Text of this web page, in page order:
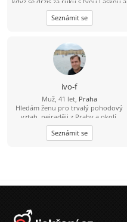
čas jakoby neexistoval? Jsem 23 let,
sympatický, svobodný, muž se
smyslem pro humor a životem
držení za ruce bude pouhá
předzvěst toho nádherného, co s
ním prožije. Miluji večerní
procházky, když slunce zapadá. Mám
oblíbenou trasu kolem Vltavy. A pak
společný návrat s posezením a
večeří v útulné hospůdce by mohlo
být příjemným zakončením hezkého
dne.
Seznámit se
ivo-f
Muž, 41 let, Praha
Hledám ženu pro trvalý pohodový
vztah, nejraději z Prahy a okolí.
Seznámit se